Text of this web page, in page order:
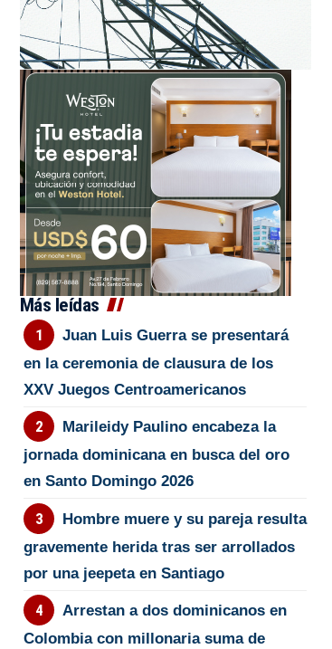
Más leídas
Juan Luis Guerra se presentará
en la ceremonia de clausura de los
XXV Juegos Centroamericanos
Marileidy Paulino encabeza la
jornada dominicana en busca del oro
en Santo Domingo 2026
Hombre muere y su pareja resulta
gravemente herida tras ser arrollados
por una jeepeta en Santiago
Arrestan a dos dominicanos en
Colombia con millonaria suma de